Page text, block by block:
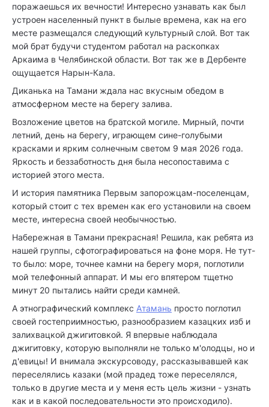
поражаешься их вечности! Интересно узнавать как был
устроен населенный пункт в былые времена, как на его
месте размещался следующий культурный слой. Вот так
мой брат будучи студентом работал на раскопках
Аркаима в Челябинской области. Вот так же в Дербенте
ощущается Нарын-Кала.
Диканька на Тамани ждала нас вкусным обедом в
атмосферном месте на берегу залива.
Возложение цветов на братской могиле. Мирный, почти
летний, день на берегу, играющем сине-голубыми
красками и ярким солнечным светом 9 мая 2026 года.
Яркость и беззаботность дня была несопоставима с
историей этого места.
И история памятника Первым запорожцам-поселенцам,
который стоит с тех времен как его установили на своем
месте, интересна своей необычностью.
Набережная в Тамани прекрасная! Решила, как ребята из
нашей группы, сфотографироваться на фоне моря. Не тут-
то было: море, точнее камни на берегу моря, поглотили
мой телефонный аппарат. И мы его впятером тщетно
минут 20 пытались найти среди камней.
А этнографический комплекс Атамань просто поглотил
своей гостеприимностью, разнообразием казацких изб и
залихвацкой джигитовкой. Я впервые наблюдала
джигитовку, которую выполняли не только м'олодцы, но и
д'евицы! И внимала экскурсоводу, рассказывавшей как
переселялись казаки (мой прадед тоже переселялся,
только в другие места и у меня есть цель жизни - узнать
как и в какой последовательности это происходило).